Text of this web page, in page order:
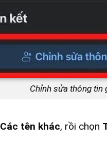
Chỉnh sửa thông tin
Các tên khác, rồi chọn